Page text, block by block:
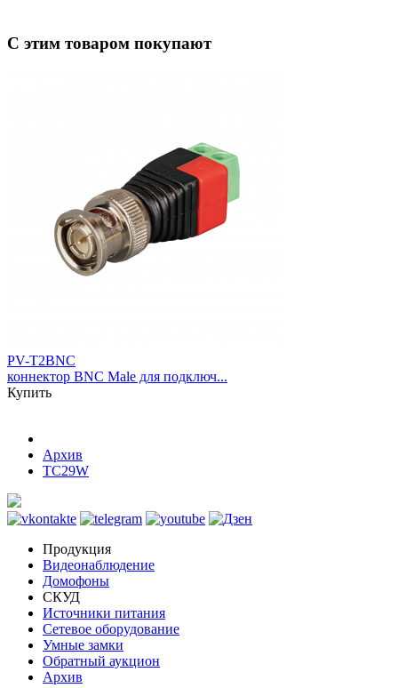
С этим товаром покупают
PV-T2BNC
коннектор BNC Male для подключ...
Купить
Архив
TC29W
Продукция
Видеонаблюдение
Домофоны
СКУД
Источники питания
Сетевое оборудование
Умные замки
Обратный аукцион
Архив